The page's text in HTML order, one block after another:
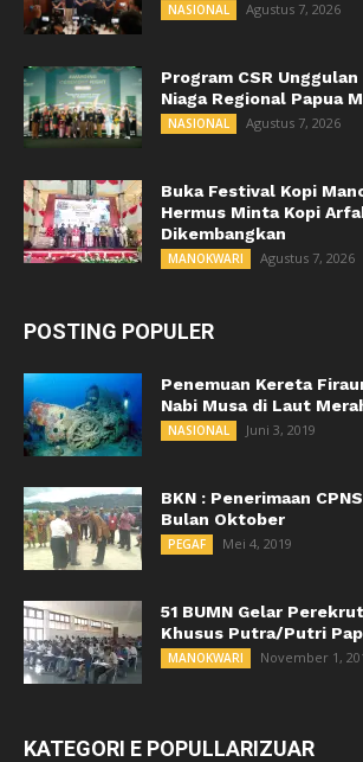
NASIONAL Agustus 7, 2026
Program CSR
Niaga Regional Papua
NASIONAL Agustus 7, 2026
Buka Festival Kopi
Hermus Minta Kopi
Dikembangkan
MANOKWARI Agustus 7, 2026
POSTING POPULER
Penemuan Kereta
Nabi Musa di Laut
NASIONAL Juni 3, 2019
BKN : Penerimaan
Bulan Oktober
PEGAF Mei 4, 2019
51 BUMN Gelar
Khusus Putra/Putri
MANOKWARI November 1,
KATEGORI E POPULLARIZUAR